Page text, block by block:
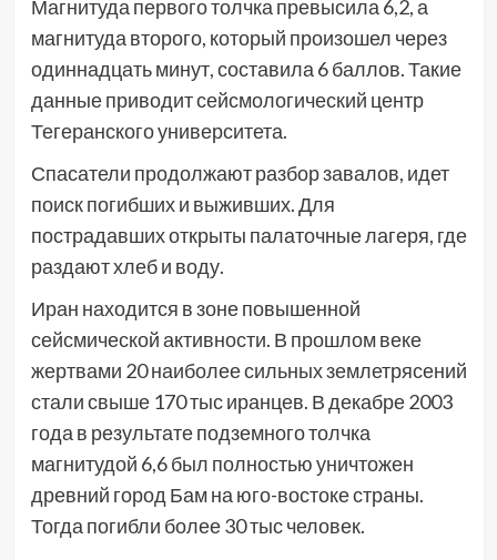
Магнитуда первого толчка превысила 6,2, а
магнитуда второго, который произошел через
одиннадцать минут, составила 6 баллов. Такие
данные приводит сейсмологический центр
Тегеранского университета.
Спасатели продолжают разбор завалов, идет
поиск погибших и выживших. Для
пострадавших открыты палаточные лагеря, где
раздают хлеб и воду.
Иран находится в зоне повышенной
сейсмической активности. В прошлом веке
жертвами 20 наиболее сильных землетрясений
стали свыше 170 тыс иранцев. В декабре 2003
года в результате подземного толчка
магнитудой 6,6 был полностью уничтожен
древний город Бам на юго-востоке страны.
Тогда погибли более 30 тыс человек.